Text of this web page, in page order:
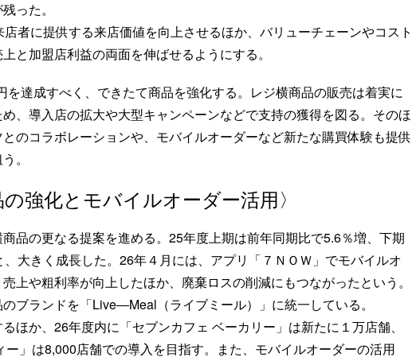
った。
者に提供する来店価値を向上させるほか、バリューチェーンやコスト
と加盟店利益の両面を伸ばせるようにする。
を達成すべく、できたて商品を強化する。レジ横商品の販売は着実に
、導入店の拡大や大型キャンペーンなどで支持の獲得を図る。そのほ
のコラボレーションや、モバイルオーダーなど新たな購買体験も提供
。
の強化とモバイルオーダー活用〉
品の更なる提案を進める。25年度上期は前年同期比で5.6％増、下期
大きく成長した。26年４月には、アプリ「７ＮＯＷ」でモバイルオ
上や粗利率が向上したほか、廃棄ロスの削減にもつながったという。
ブランドを「Live―Meal（ライブミール）」に統一している。
ほか、26年度内に「セブンカフェ ベーカリー」は新たに１万店舗、
ー」は8,000店舗での導入を目指す。また、モバイルオーダーの活用